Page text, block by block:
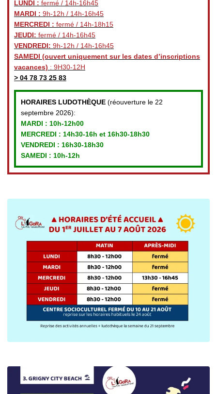
LUNDI : fermé / 14h-16h45
MARDI : 9h-12h / 14h-16h45
MERCREDI : fermé / 14h-18h15
JEUDI: fermé / 14h-16h45
VENDREDI: 9h-12h / 14h-16h45
SAMEDI (ouvert uniquement sur les dates d’inscriptions
vacances) : 9H30-12H
> 04 78 73 25 83
HORAIRES LUDOTHÈQUE (réouverture le 22
septembre 2026):
MARDI : 10h-12h00
MERCREDI : 14h30-16h et 16h30-18h30
VENDREDI : 16h30-18h30
SAMEDI : 10h-12h